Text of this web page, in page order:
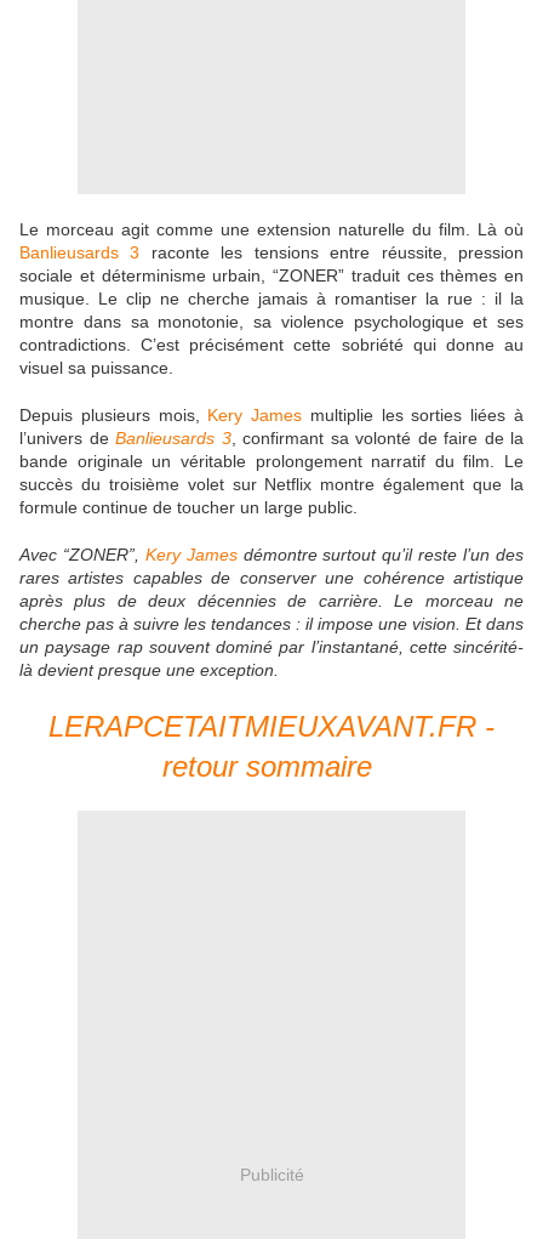
Le morceau agit comme une extension naturelle du film. Là où
Banlieusards 3 raconte les tensions entre réussite, pression
sociale et déterminisme urbain, “ZONER” traduit ces thèmes en
musique. Le clip ne cherche jamais à romantiser la rue : il la
montre dans sa monotonie, sa violence psychologique et ses
contradictions. C’est précisément cette sobriété qui donne au
visuel sa puissance.
Depuis plusieurs mois, Kery James multiplie les sorties liées à
l’univers de Banlieusards 3, confirmant sa volonté de faire de la
bande originale un véritable prolongement narratif du film. Le
succès du troisième volet sur Netflix montre également que la
formule continue de toucher un large public.
Avec “ZONER”, Kery Jamesdémontre surtout qu’il reste l’un des
rares artistes capables de conserver une cohérence artistique
après plus de deux décennies de carrière. Le morceau ne
cherche pas à suivre les tendances : il impose une vision. Et dans
un paysage rap souvent dominé par l’instantané, cette sincérité-
là devient presque une exception.
LERAPCETAITMIEUXAVANT.FR -
retour sommaire
Publicité